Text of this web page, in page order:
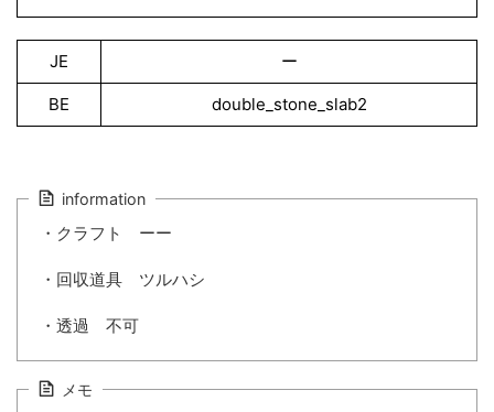
JE ー
BE double_stone_slab2
information
・クラフト ーー
・回収道具 ツルハシ
・透過 不可
メモ